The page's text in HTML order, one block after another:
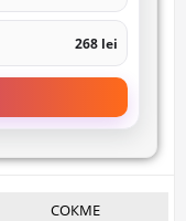
268 lei
СОКМЕ